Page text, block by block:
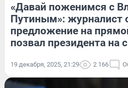
«Давай поженимся с
Путиным»: журналист
предложение на
позвал президента на
19 декабря, 2025, 21:29 2 166